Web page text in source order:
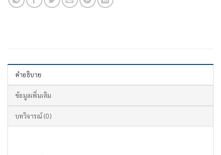
คำอธิบาย
ข้อมูลเพิ่มเติม
บทวิจารณ์ (0)